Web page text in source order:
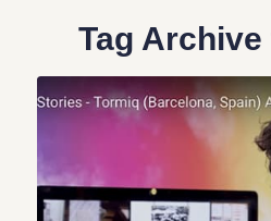
Tag